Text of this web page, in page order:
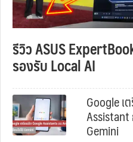
รีวิว ASUS
รองรับ Local AI
Google เ
Assistant
Gemini